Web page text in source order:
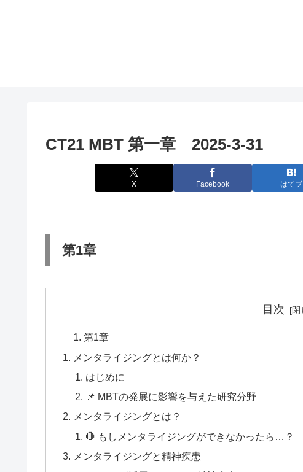
CT21 MBT 第一章 2025-3-31
X Facebook はてブ
第1章
目次
第1章
メンタライジングとは何か？
はじめに
📌 MBTの発展に影響を与えた研究分野
メンタライジングとは？
🛑 もしメンタライジングができなかったら…？
メンタライジングと精神疾患